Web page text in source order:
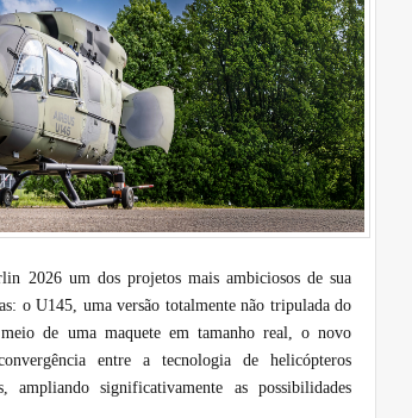
2026 um dos projetos mais ambiciosos de sua
o U145, uma versão totalmente não tripulada do
de uma maquete em tamanho real, o novo
entre a tecnologia de helicópteros
ampliando significativamente as possibilidades